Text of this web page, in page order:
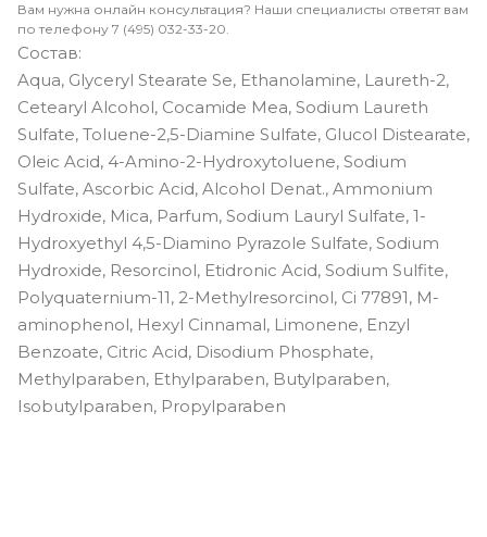
Вам нужна онлайн консультация? Наши специалисты ответят вам
по телефону 7 (495) 032-33-20.
Состав:
Aqua, Glyceryl Stearate Se, Ethanolamine, Laureth-2,
Cetearyl Alcohol, Cocamide Mea, Sodium Laureth
Sulfate, Toluene-2,5-Diamine Sulfate, Glucol Distearate,
Oleic Acid, 4-Amino-2-Hydroxytoluene, Sodium
Sulfate, Ascorbic Acid, Alcohol Denat., Ammonium
Hydroxide, Mica, Parfum, Sodium Lauryl Sulfate, 1-
Hydroxyethyl 4,5-Diamino Pyrazole Sulfate, Sodium
Hydroxide, Resorcinol, Etidronic Acid, Sodium Sulfite,
Polyquaternium-11, 2-Methylresorcinol, Ci 77891, M-
aminophenol, Hexyl Cinnamal, Limonene, Enzyl
Benzoate, Citric Acid, Disodium Phosphate,
Methylparaben, Ethylparaben, Butylparaben,
Isobutylparaben, Propylparaben